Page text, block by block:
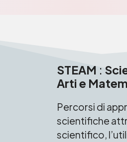
STEAM :
Arti e
Percorsi di
scientifiche
scientifico,